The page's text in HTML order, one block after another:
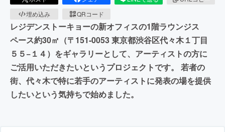
埋め込み
QRコード
レジデンストーキョーの新オフィスの1階ラウンジス
ペース約30㎡（〒151-0053 東京都渋谷区代々木１丁目
５５−１４）をギャラリーとして、アーティストの方に
ご活用いただきたいというプロジェクトです。 若者の
街、代々木で特に若手のアーティストに発表の場を提供
したいという気持ちで始めました。